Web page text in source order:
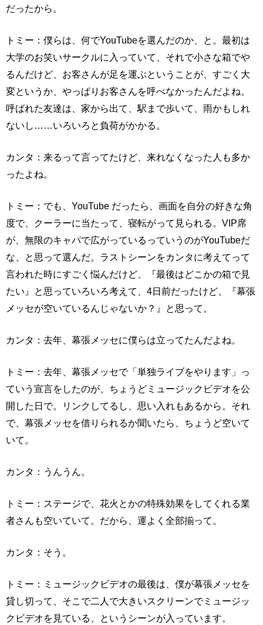
だったから。
トミー：僕らは、何でYouTubeを選んだのか、と。最初は
大学のお笑いサークルに入っていて、それで小さな箱でや
るんだけど、お客さんが足を運ぶということが、すごく大
変というか、やっぱりお客さんを呼べなかったんだよね。
呼ばれた友達は、家から出て、駅まで歩いて、雨かもしれ
ないし……いろいろと負荷がかかる。
カンタ：来るって言ってたけど、来れなくなった人も多か
ったよね。
トミー：でも、YouTube だったら、画面を自分の好きな角
度で、クーラーに当たって、寝転がって見られる。VIP席
が、無限のキャパで広がっているっていうのがYouTubeだ
な、と思って選んだ。ラストシーンをカンタに考えてって
言われた時にすごく悩んだけど、『最後はどこかの箱で見
たい』と思っていろいろ考えて、4日前だったけど、『幕張
メッセが空いているんじゃないか？』と思って。
カンタ：去年、幕張メッセに僕らは立ってたんだよね。
トミー：去年、幕張メッセで「単独ライブをやります」っ
ていう宣言をしたのが、ちょうどミュージックビデオを公
開した日で。リンクしてるし、思い入れもあるから。それ
で、幕張メッセを借りられるか聞いたら、ちょうど空いて
いて。
カンタ：うんうん。
トミー：ステージで、花火とかの特殊効果をしてくれる業
者さんも空いていて。だから、運よく全部揃って。
カンタ：そう。
トミー：ミュージックビデオの最後は、僕が幕張メッセを
貸し切って、そこで二人で大きいスクリーンでミュージッ
クビデオを見ている、というシーンが入っています。